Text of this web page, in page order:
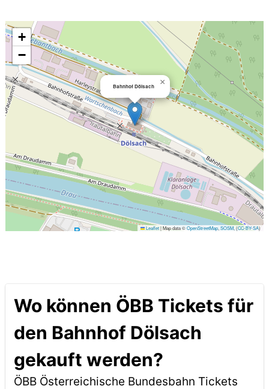
Bahnhof Dölsach ×
+
−
Leaflet|Map data ©OpenStreetMap ,SOSM , (CC-BY-SA)
Wo können ÖBB Tickets für
den Bahnhof Dölsach
gekauft werden?
ÖBB Österreichische Bundesbahn Tickets